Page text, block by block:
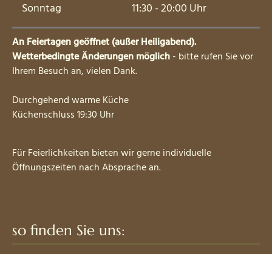
Sonntag 11:30 - 20:00 Uhr
An Feiertagen geöffnet (außer Heiligabend).
Wetterbedingte Änderungen möglich - bitte rufen Sie vor
Ihrem Besuch an, vielen Dank.
Durchgehend warme Küche
Küchenschluss 19:30 Uhr
Für Feierlichkeiten bieten wir gerne individuelle
Öffnungszeiten nach Absprache an.
so finden Sie uns: